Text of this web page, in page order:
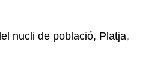
nucli de població, Platja,